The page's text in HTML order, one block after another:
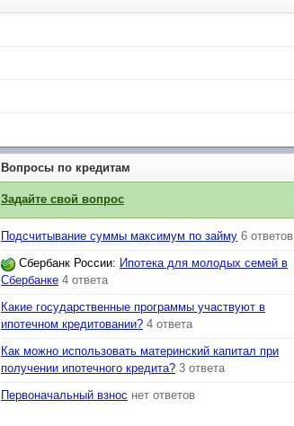
Вопросы по кредитам
Задайте свой вопрос
Подсчитывание суммы максимум по займу 6 ответов
Сбербанк России: Ипотека для молодых семей в
Сбербанке 4 ответа
Какие государственные программы участвуют в
ипотечном кредитовании? 4 ответа
Как можно использовать материнский капитал при
получении ипотечного кредита? 3 ответа
Первоначальный взнос нет ответов